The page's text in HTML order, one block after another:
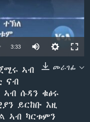
3:33
መራገፊ
ኣብ
ናብ
ሱዳን ቁፅሩ
ይርከቡ እዚ
ኣብ ካርቱምን